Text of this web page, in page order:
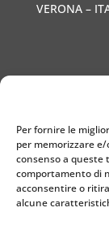
Per fornire le
per memorizzare
consenso a queste
comportamento di
acconsentire o
alcune
VERONA –